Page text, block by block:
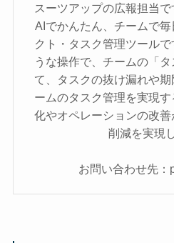
スーツアップの広報担当で
AIでかんたん、チームで
クト・タスク管理ツール
うな操作で、チームの「
て、タスクの抜け漏れや
ームのタスク管理を実現
化やオペレーションの改
削減を実現
お問い合わせ先：